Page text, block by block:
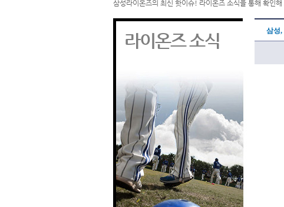
삼성라이온즈의 최신 핫이슈! 라이온즈 소식을 통해 확인해
라이온즈 소식 삼성,